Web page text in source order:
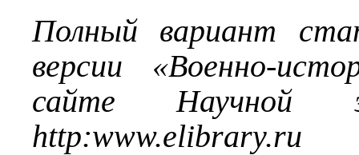
Полный вариант
версии «Военно-
сайте Научной
http:www.elibrary.ru